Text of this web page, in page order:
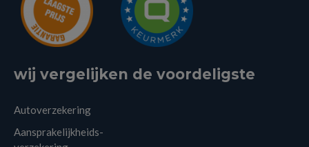
wij vergelijken de voordeligste
Autoverzekering
Aansprakelijkheids-